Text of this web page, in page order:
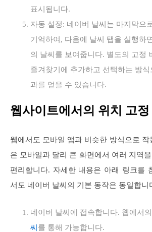
표시됩니다.
자동 설정: 네이버 날씨는 마지막으
기억하여, 다음에 날씨 탭을 실행하
의 날씨를 보여줍니다. 별도의 고정
즐겨찾기에 추가하고 선택하는 방식
과를 얻을 수 있습니다.
웹사이트에서의 위치 고정
웹에서도 모바일 앱과 비슷한 방식으로
은 모바일과 달리 큰 화면에서 여러 지역
편리합니다. 자세한 내용은 아래 링크를
서도 네이버 날씨의 기본 동작은 동일합니
네이버 날씨에 접속합니다. 웹에서
씨 를 통해 가능합니다.